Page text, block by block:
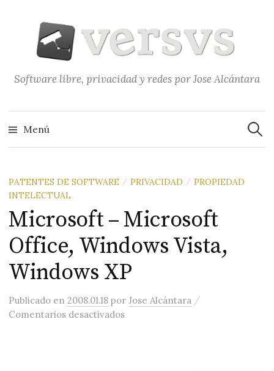
contenido
Software libre, privacidad y redes por Jose Alcántara
Menú
PATENTES DE SOFTWARE / PRIVACIDAD / PROPIEDAD
INTELECTUAL
Microsoft – Microsoft
Office, Windows Vista,
Windows XP
Publicado en2008.01.18 porJose Alcántara /
Comentarios desactivadosen Microsoft – Microsoft Office,